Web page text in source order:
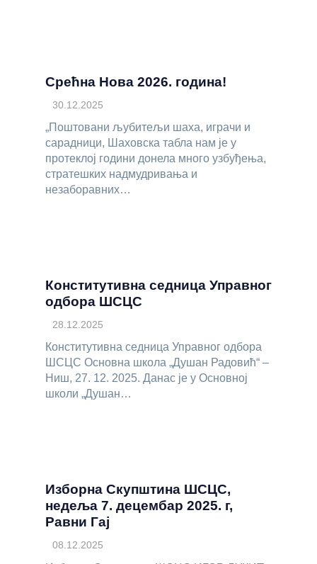
Срећна Нова 2026. година!
30.12.2025
„Поштовани љубитељи шаха, играчи и
сарадници, Шаховска табла нам је у
протеклој години донела много узбуђења,
стратешких надмудривања и
незаборавних…
Конститутивна седница Управног
одбора ШСЦС
28.12.2025
Конститутивна седница Управног одбора
ШСЦС Основна школа „Душан Радовић“ –
Ниш, 27. 12. 2025. Данас је у Основној
школи „Душан…
Изборна Скупштина ШСЦС,
недеља 7. децембар 2025. г,
Равни Гај
08.12.2025